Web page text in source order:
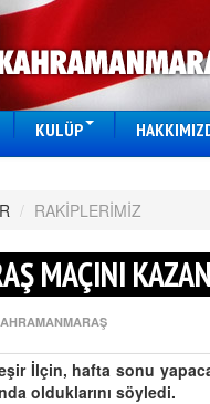
KULÜP
/ RAKİPLERİMİZ
MAÇINI
İlçin, hafta sonu
olduklarını söyledi.